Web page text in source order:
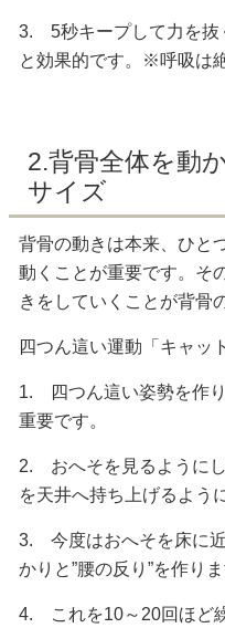
3. 5秒キープして力を抜
と効果的です。※呼吸は
2.背骨全体を動
サイズ
背骨の動きは本来、ひと
動くことが重要です。そ
きをしていくことが背骨
四つん這い運動「キャッ
1. 四つん這い姿勢を作
重要です。
2. おへそを見るように
を天井へ持ち上げるよう
3. 今度はおへそを床に
かりと”腰の反り”を作りま
4. これを10～20回ほど